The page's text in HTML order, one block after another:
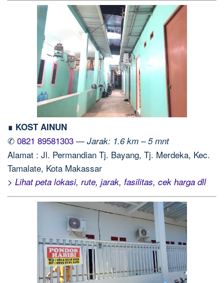
∎ KOST AINUN
✆ 0821 89581303 — Jarak: 1.6 km – 5 mnt
Alamat : Jl. Permandian Tj. Bayang, Tj. Merdeka, Kec.
Tamalate, Kota Makassar
> Lihat peta lokasi, rute, jarak, fasilitas, cek harga dll